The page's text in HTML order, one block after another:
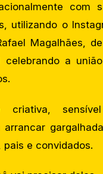
com
utilizando o
Magalhães,
celebrando a
criativa,
pais e convidados.